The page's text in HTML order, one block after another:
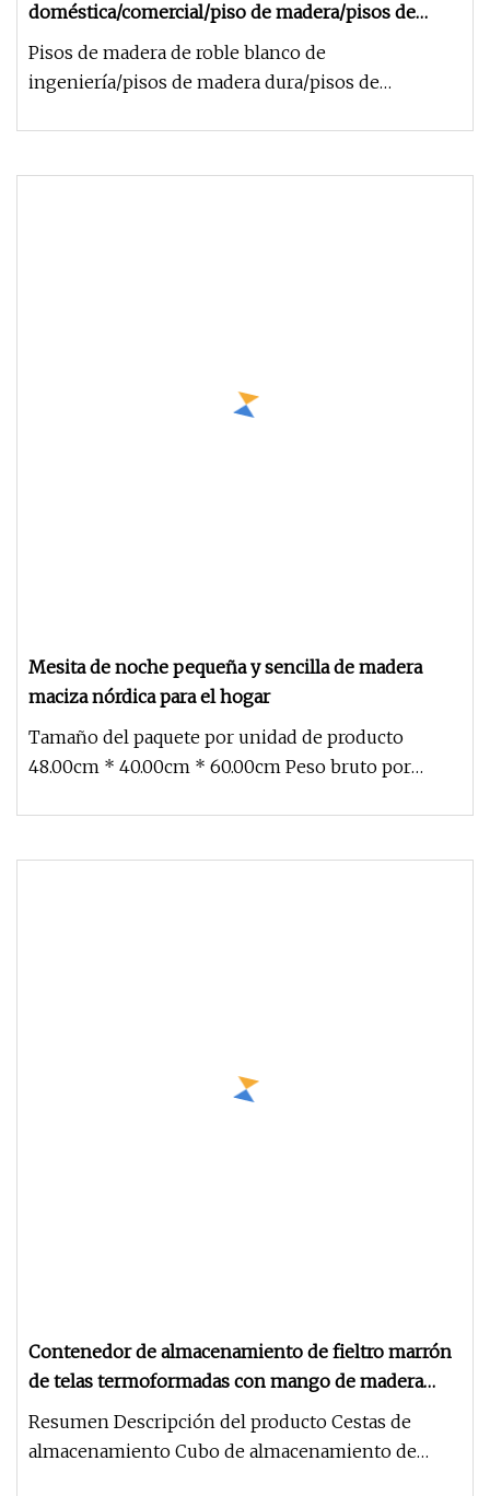
doméstica/comercial/piso de madera/pisos de
madera gris/pisos de madera dura
Pisos de madera de roble blanco de
ingeniería/pisos de madera dura/pisos de
Mesita de noche pequeña y sencilla de madera
maciza nórdica para el hogar
Tamaño del paquete por unidad de producto
48.00cm * 40.00cm * 60.00cm Peso bruto por
Contenedor de almacenamiento de fieltro marrón
de telas termoformadas con mango de madera
para artículos domésticos Nodic con mango
Resumen Descripción del producto Cestas de
almacenamiento Cubo de almacenamiento de